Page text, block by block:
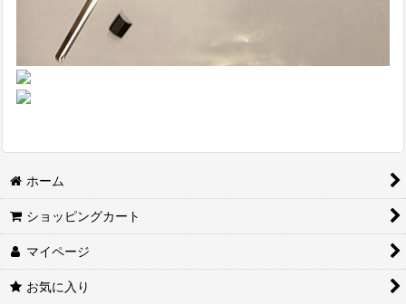
ホーム
ショッピングカート
マイページ
お気に入り